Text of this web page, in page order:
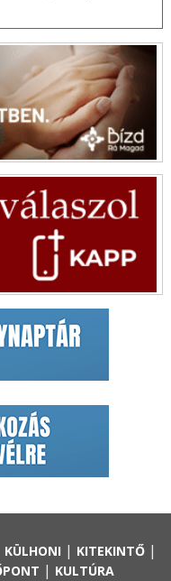
KÜLHONI | KITEKINTŐ|
| KULTÚRA